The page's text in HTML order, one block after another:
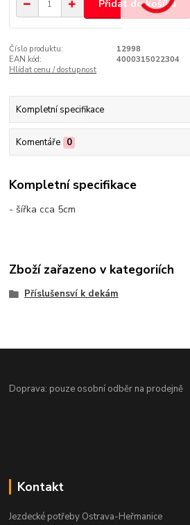
Přidat do košíku
Číslo produktu:
12998
EAN kód:
4000315022304
Hlídat cenu / dostupnost
Kompletní specifikace
Komentáře 0
Kompletní specifikace
- šířka cca 5cm
Zboží zařazeno v kategoriích
Příslušensví k dekám
Doprava: pouze osobní odběr na prodejně
Kontakt
Jezdecké potřeby Ostrava-Heřmanice